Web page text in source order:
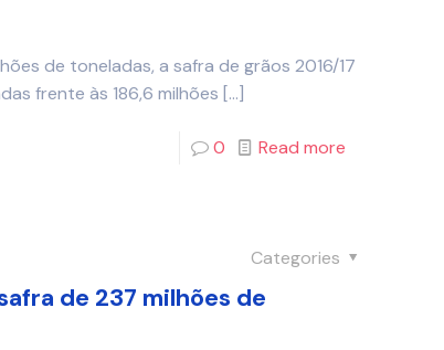
de toneladas, a safra de grãos 2016/17
frente às 186,6 milhões […]
0 Read more
Categories
de 237 milhões de